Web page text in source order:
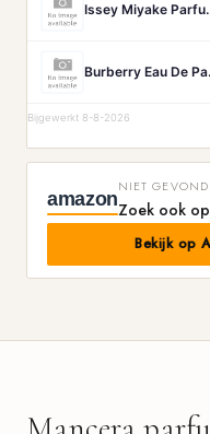
Issey Miyake
Burberry
Bijgewerkt 8-8-2026
amazon
NIET
Zoek ook
Bekijk op